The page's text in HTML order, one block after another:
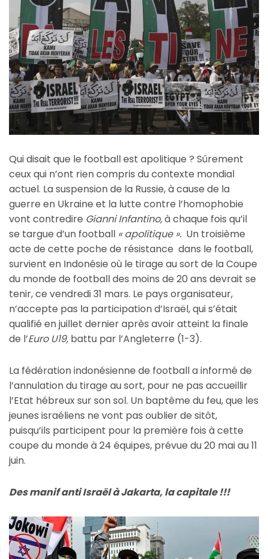
Qui disait que le football est apolitique ? Sûrement
ceux qui n’ont rien compris du contexte mondial
actuel. La suspension de la Russie, à cause de la
guerre en Ukraine et la lutte contre l’homophobie
vont contredire Gianni Infantino,à chaque fois qu’il
se targue d’un football « apolitique ». Un troisième
acte de cette poche de résistance dans le football,
survient en Indonésie où le tirage au sort de la Coupe
du monde de football des moins de 20 ans devrait se
tenir, ce vendredi 31 mars. Le pays organisateur,
n’accepte pas la participation d’Israël, qui s’était
qualifié en juillet dernier après avoir atteint la finale
de l’Euro U19, battu par l’Angleterre (1-3).
La fédération indonésienne de football a informé de
l’annulation du tirage au sort, pour ne pas accueillir
l’Etat hébreux sur son sol. Un baptême du feu, que les
jeunes israéliens ne vont pas oublier de sitôt,
puisqu’ils participent pour la première fois à cette
coupe du monde à 24 équipes, prévue du 20 mai au 11
juin.
Des manif anti Israël à Jakarta, la capitale !!!